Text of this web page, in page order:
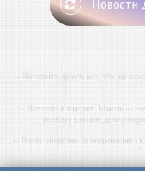
Новости
-- Начинайте делать все, что вы
-- Все дело в мыслях. Мысль —
поэтому главное дело
-- Идите уверенно по направлению